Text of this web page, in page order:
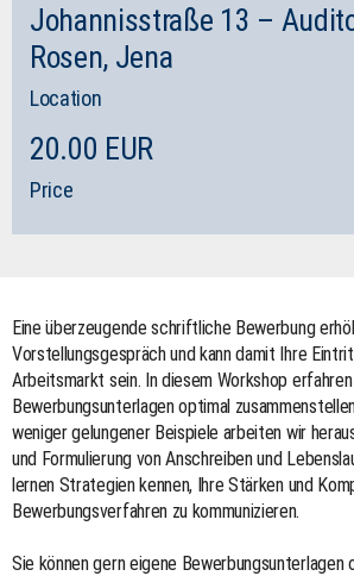
Johannisstraße 13 –
Rosen, Jena
Location
20.00 EUR
Price
Eine überzeugende schriftliche Bewerbung
Vorstellungsgespräch und kann damit Ihre
Arbeitsmarkt sein. In diesem Workshop
Bewerbungsunterlagen optimal
weniger gelungener Beispiele arbeiten wir
und Formulierung von Anschreiben und
lernen Strategien kennen, Ihre Stärken und
Bewerbungsverfahren zu kommunizieren.
Sie können gern eigene Bewerbungsunterlagen